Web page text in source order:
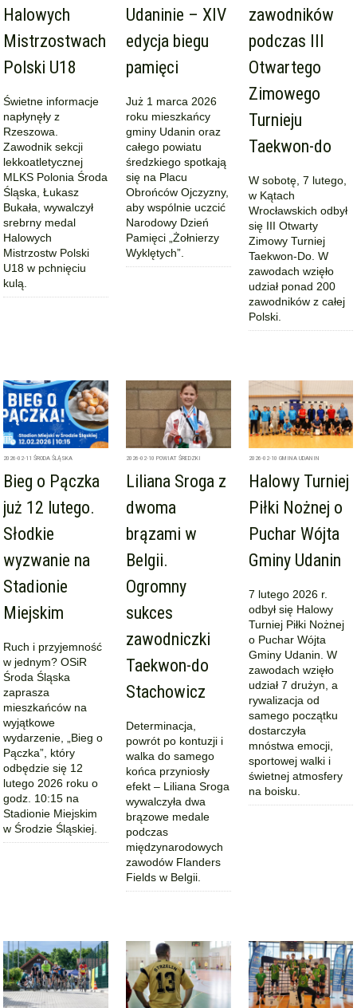
Halowych
Mistrzostwach
Polski U18
Świetne informacje
napłynęły z
Rzeszowa.
Zawodnik sekcji
lekkoatletycznej
MLKS Polonia Środa
Śląska, Łukasz
Bukała, wywalczył
srebrny medal
Halowych
Mistrzostw Polski
U18 w pchnięciu
kulą.
Udaninie – XIV
edycja biegu
pamięci
Już 1 marca 2026
roku mieszkańcy
gminy Udanin oraz
całego powiatu
średzkiego spotkają
się na Placu
Obrońców Ojczyzny,
aby wspólnie uczcić
Narodowy Dzień
Pamięci „Żołnierzy
Wyklętych”.
zawodników
podczas III
Otwartego
Zimowego
Turnieju
Taekwon-do
W sobotę, 7 lutego,
w Kątach
Wrocławskich odbył
się III Otwarty
Zimowy Turniej
Taekwon-Do. W
zawodach wzięło
udział ponad 200
zawodników z całej
Polski.
2026-02-11 ŚRODA ŚLĄSKA
Bieg o Pączka
już 12 lutego.
Słodkie
wyzwanie na
Stadionie
Miejskim
Ruch i przyjemność
w jednym? OSiR
Środa Śląska
zaprasza
mieszkańców na
wyjątkowe
wydarzenie, „Bieg o
Pączka”, który
odbędzie się 12
lutego 2026 roku o
godz. 10:15 na
Stadionie Miejskim
w Środzie Śląskiej.
2026-02-10 POWIAT ŚREDZKI
Liliana Sroga z
dwoma
brązami w
Belgii.
Ogromny
sukces
zawodniczki
Taekwon-do
Stachowicz
Determinacja,
powrót po kontuzji i
walka do samego
końca przyniosły
efekt – Liliana Sroga
wywalczyła dwa
brązowe medale
podczas
międzynarodowych
zawodów Flanders
Fields w Belgii.
2026-02-10 GMINA UDANIN
Halowy Turniej
Piłki Nożnej o
Puchar Wójta
Gminy Udanin
7 lutego 2026 r.
odbył się Halowy
Turniej Piłki Nożnej
o Puchar Wójta
Gminy Udanin. W
zawodach wzięło
udział 7 drużyn, a
rywalizacja od
samego początku
dostarczyła
mnóstwa emocji,
sportowej walki i
świetnej atmosfery
na boisku.